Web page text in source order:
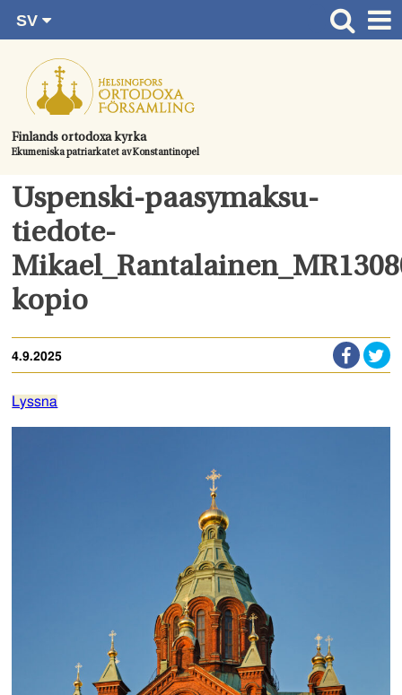
direkt
innehållet.
Finlands ortodoxa kyrka
Ekumeniska patriarkatet av Konstantinopel
SV
RU
EN
UA
Huvudsida
Gudstjänster
Kom med
Kontaktuppgifter
Dopet
Bröllop
Begravningen
Uspenski-paasymaksu-
tiedote-
kopio
4.9.2025
Lyssna